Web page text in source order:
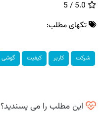
تگهای مطلب:
شركت كاربر كیفیت گوشی
این مطلب را می پسندید؟